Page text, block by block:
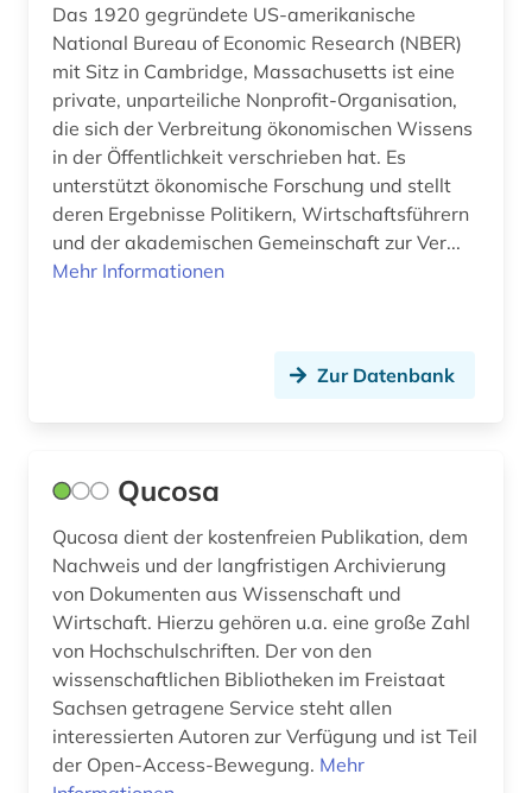
nontraditional sources (1)
online publikation (1)
online-ressource (1)
open access (84)
open data (2)
open science (7)
polen (1)
politikwissenschaft (1)
portal (1)
poster (1)
preprint (2)
preprint server (1)
Das 1920 gegründete US-amerikanische
National Bureau of Economic Research (NBER)
mit Sitz in Cambridge, Massachusetts ist eine
private, unparteiliche Nonprofit-Organisation,
die sich der Verbreitung ökonomischen Wissens
in der Öffentlichkeit verschrieben hat. Es
unterstützt ökonomische Forschung und stellt
deren Ergebnisse Politikern, Wirtschaftsführern
und der akademischen Gemeinschaft zur Ver...
Mehr Informationen
Zur Datenbank
Qucosa
Qucosa dient der kostenfreien Publikation, dem
Nachweis und der langfristigen Archivierung
von Dokumenten aus Wissenschaft und
Wirtschaft. Hierzu gehören u.a. eine große Zahl
von Hochschulschriften. Der von den
wissenschaftlichen Bibliotheken im Freistaat
Sachsen getragene Service steht allen
interessierten Autoren zur Verfügung und ist Teil
der Open-Access-Bewegung. Mehr